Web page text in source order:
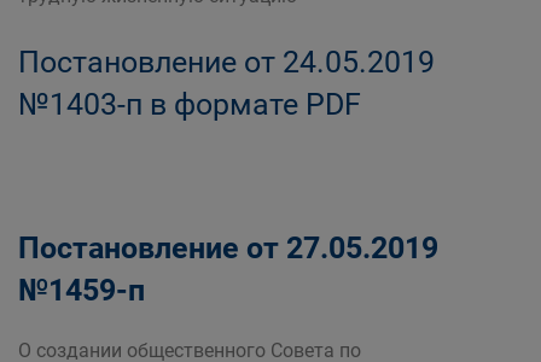
Постановление от 24.05.2019
№1403-п в формате PDF
Постановление от 27.05.2019
№1459-п
О создании общественного Совета по